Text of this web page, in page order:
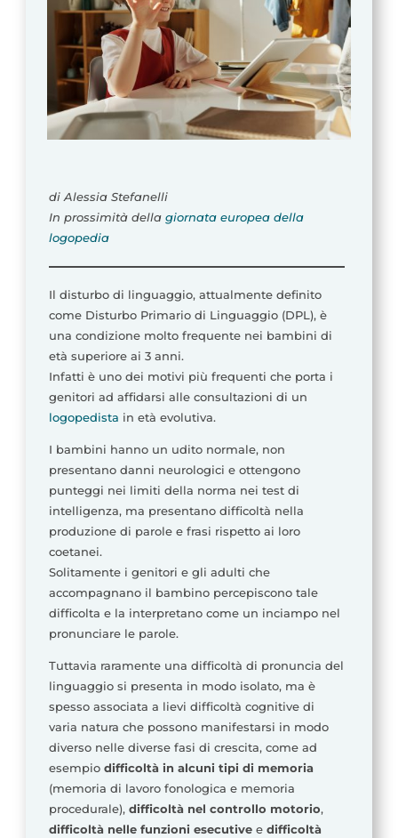
di Alessia Stefanelli
In prossimità della giornata europea della
logopedia
Il disturbo di linguaggio, attualmente definito
come Disturbo Primario di Linguaggio (DPL), è
una condizione molto frequente nei bambini di
età superiore ai 3 anni.
Infatti è uno dei motivi più frequenti che porta i
genitori ad affidarsi alle consultazioni di un
logopedista in età evolutiva.
I bambini hanno un udito normale, non
presentano danni neurologici e ottengono
punteggi nei limiti della norma nei test di
intelligenza, ma presentano difficoltà nella
produzione di parole e frasi rispetto ai loro
coetanei.
Solitamente i genitori e gli adulti che
accompagnano il bambino percepiscono tale
difficolta e la interpretano come un inciampo nel
pronunciare le parole.
Tuttavia raramente una difficoltà di pronuncia del
linguaggio si presenta in modo isolato, ma è
spesso associata a lievi difficoltà cognitive di
varia natura che possono manifestarsi in modo
diverso nelle diverse fasi di crescita, come ad
esempio difficoltà in alcuni tipi di memoria
(memoria di lavoro fonologica e memoria
procedurale), difficoltà nel controllo motorio,
difficoltà nelle funzioni esecutivee difficoltà